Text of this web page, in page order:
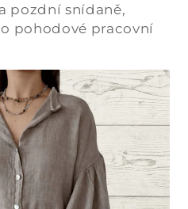
pozdní snídaně,
pohodové pracovní